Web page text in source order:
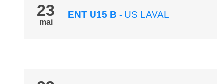
23
mai
ENT U15 B - US LAVAL